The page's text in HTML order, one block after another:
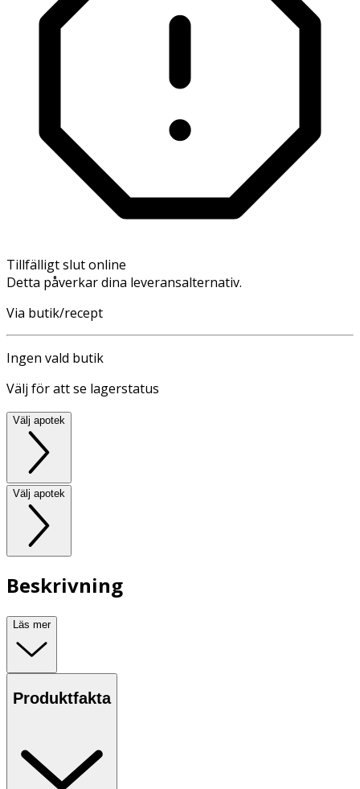
Tillfälligt slut online
Detta påverkar dina leveransalternativ.
Via butik/recept
Ingen vald butik
Välj för att se lagerstatus
Välj apotek
Välj apotek
Beskrivning
Läs mer
Produktfakta